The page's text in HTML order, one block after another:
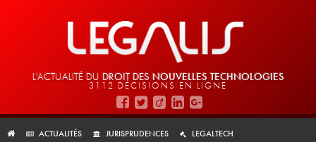
L'ACTUALITÉ DU DROIT DES NOUVELLES TECHNOLOGIES
3112 DÉCISIONS EN LIGNE
ACTUALITÉS JURISPRUDENCES
LEGALTECH